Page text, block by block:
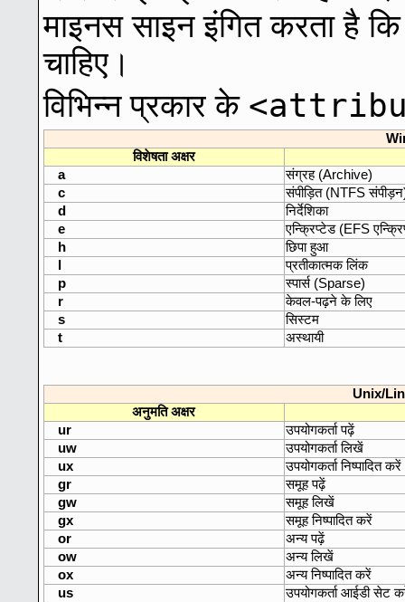
माइनस साइन इंगित करता है
चाहिए।
विभिन्न प्रकार के
विशेषता अक्षर
a
संग्रह (Archive)
c
संपीड़ित (NTFS
d
निर्देशिका
e
एन्क्रिप्टेड (EFS
h
छिपा हुआ
प्रतीकात्मक लिंक
p
स्पार्स (Sparse)
r
केवल-पढ़ने के लिए
s
सिस्टम
t
अस्थायी
Unix/
अनुमति अक्षर
ur
उपयोगकर्ता पढ़ें
uw
उपयोगकर्ता लिखें
ux
उपयोगकर्ता निष्पादित करें
gr
समूह पढ़ें
gw
समूह लिखें
gx
समूह निष्पादित करें
or
अन्य पढ़ें
ow
अन्य लिखें
ox
अन्य निष्पादित करें
us
उपयोगकर्ता आईडी सेट